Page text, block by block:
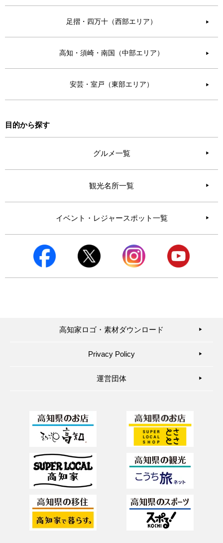
足摺・四万十（西部エリア） ▶︎
高知・須崎・南国（中部エリア） ▶︎
安芸・室戸（東部エリア） ▶︎
目的から探す
グルメ一覧
観光名所一覧
イベント・レジャースポット一覧
高知家ロゴ・素材ダウンロード ▶︎
Privacy Policy ▶︎
運営団体 ▶︎